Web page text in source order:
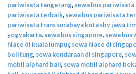
pariwisata tangerang, sewa bus
pariwisata terbaik, sewa bus pariwisata
pariwisata trans surabaya kota sby jawa
yogyakarta, sewa bus singapore, sewa bus
hiace di kuala lumpur, sewa hiace di
belitung, sewa kendaraan di singapore,
mobil alphard bali, sewa mobil alphard